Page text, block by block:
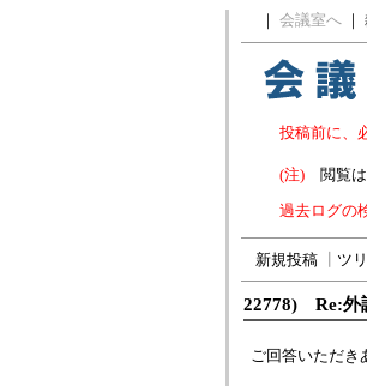
｜ 会議室へ ｜
投稿前に、
(注) 閲覧は
過去ログの
新規投稿 ツ
22778) Re:外
ご回答いただき